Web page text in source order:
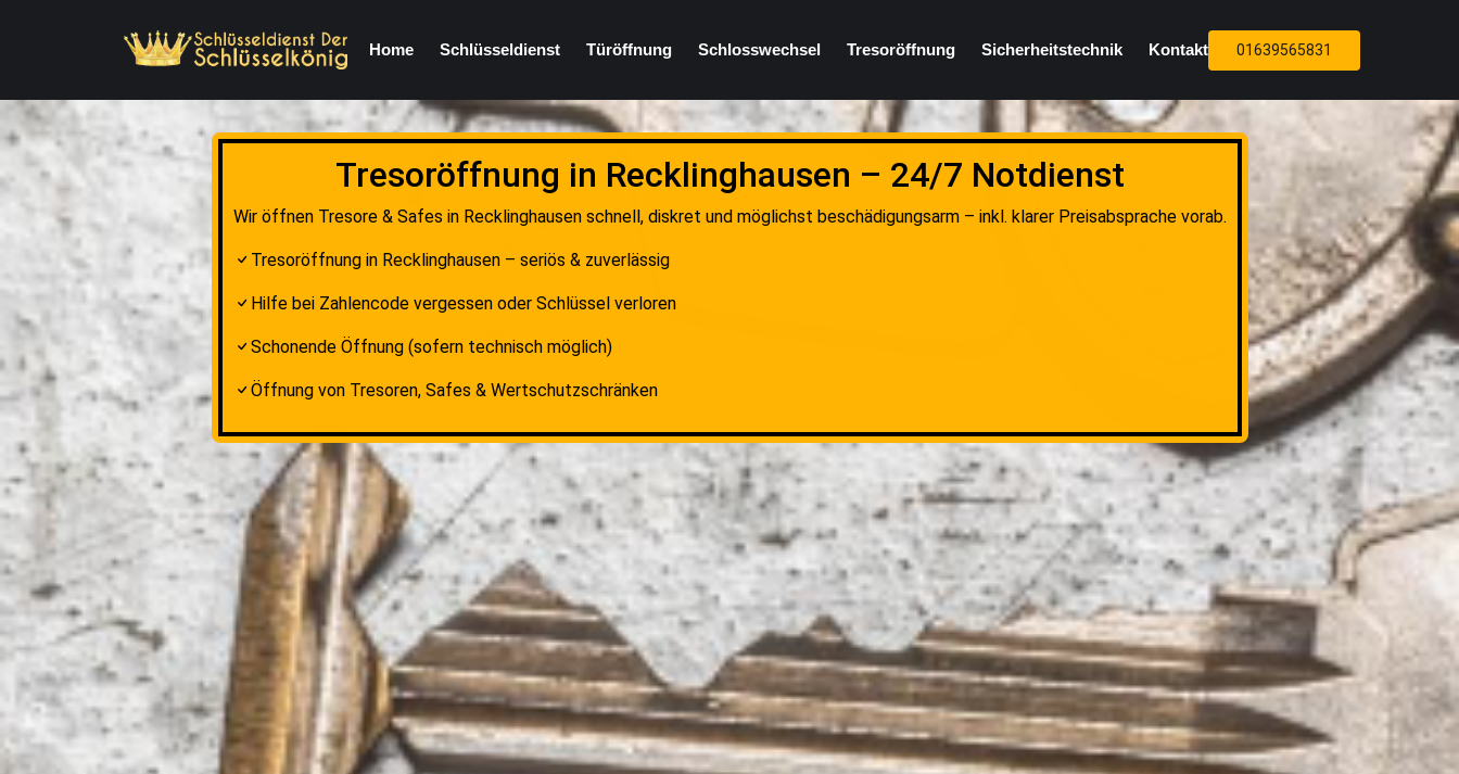
Home Schlüsseldienst Türöffnung Schlosswechsel Tresoröffnung Sicherheitstechnik Kontakt 01639565831
Tresoröffnung in Recklinghausen – 24/7 Notdienst
Wir öffnen Tresore & Safes in Recklinghausen schnell, diskret und möglichst beschädigungsarm – inkl. klarer Preisabsprache vorab.
Tresoröffnung in Recklinghausen – seriös & zuverlässig
Hilfe bei Zahlencode vergessen oder Schlüssel verloren
Schonende Öffnung (sofern technisch möglich)
Öffnung von Tresoren, Safes & Wertschutzschränken